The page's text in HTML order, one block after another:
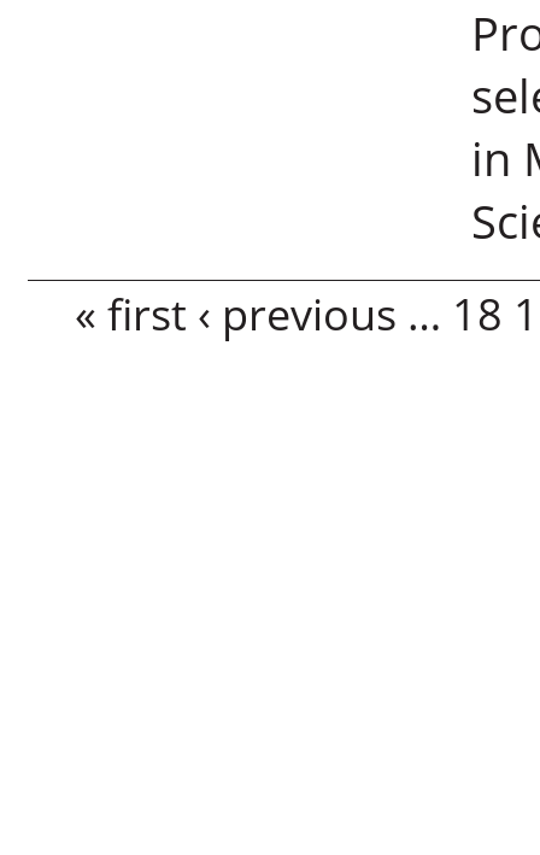
in
« first ‹ previous … 18